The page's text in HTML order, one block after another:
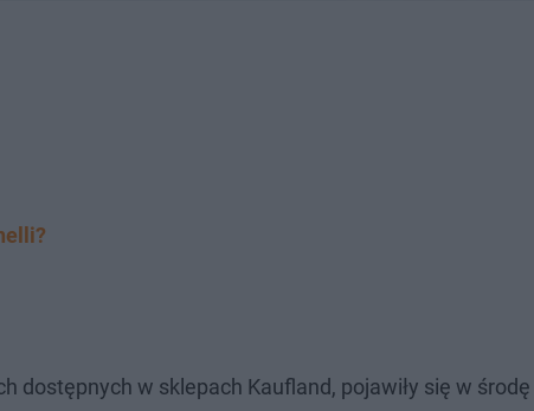
dostępnych w sklepach Kaufland, pojawiły się w